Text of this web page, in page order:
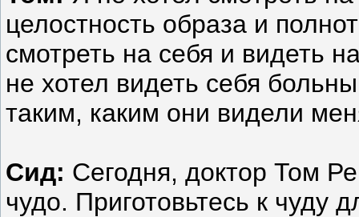
целостность образа и
смотреть на себя и видеть
не хотел видеть себя
таким, каким они видели
Сид: Сегодня, доктор Том
чудо. Приготовьтесь к чуду